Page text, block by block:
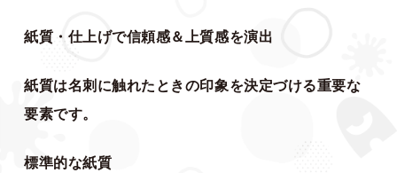
紙質・仕上げで信頼感＆上質感を演出
紙質は名刺に触れたときの印象を決定づける重要な
要素です。
標準的な紙質